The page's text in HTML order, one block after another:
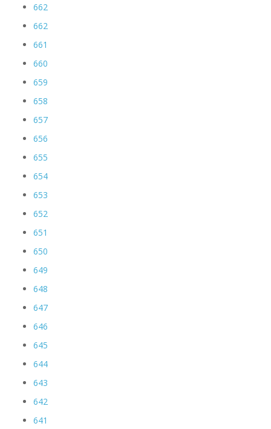
662
662
661
660
659
658
657
656
655
654
653
652
651
650
649
648
647
646
645
644
643
642
641